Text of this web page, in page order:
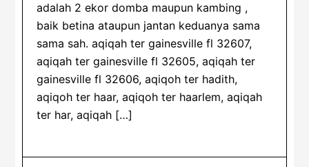
adalah 2 ekor domba maupun kambing ,
baik betina ataupun jantan keduanya sama
sama sah. aqiqah ter gainesville fl 32607,
aqiqah ter gainesville fl 32605, aqiqah ter
gainesville fl 32606, aqiqoh ter hadith,
aqiqoh ter haar, aqiqoh ter haarlem, aqiqah
ter har, aqiqah […]